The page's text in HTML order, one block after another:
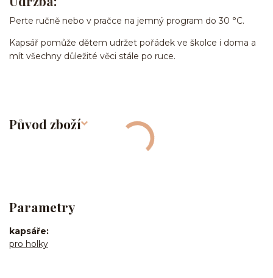
Perte ručně nebo v pračce na jemný program do 30 °C.
Kapsář pomůže dětem udržet pořádek ve školce i doma a
mít všechny důležité věci stále po ruce.
Původ zboží
Parametry
kapsáře
pro holky